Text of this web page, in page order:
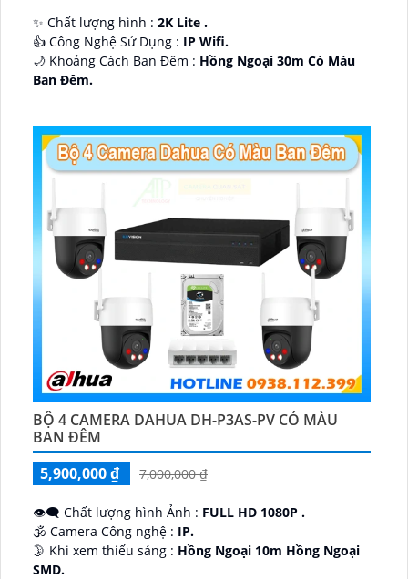
✨ Chất lượng hình : 2K Lite .
👍 Công Nghệ Sử Dụng : IP Wifi.
🌙 Khoảng Cách Ban Đêm : Hồng Ngoại 30m Có Màu
Ban Ðêm.
BỘ 4 CAMERA DAHUA DH-P3AS-PV CÓ MÀU
BAN ĐÊM
5,900,000 ₫
7,000,000 ₫
👁️‍🗨 Chất lượng hình Ảnh : FULL HD 1080P .
🕉️ Camera Công nghệ : IP.
🌛 Khi xem thiếu sáng : Hồng Ngoại 10m Hồng Ngoại
SMD.